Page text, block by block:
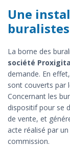
Une
buralistes
La borne des
société
demande. En
sont couverts par
Concernant les
dispositif pour se
de vente, et
acte réalisé par
commission.